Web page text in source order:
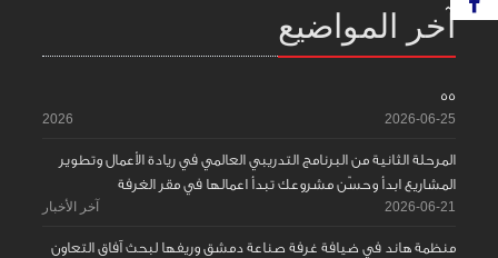
آخر المواضيع
55
2026-06-25
2026
المرحلة الثانية من البرنامج التدريبي العالمي في ريادة الأعمال وتطوير
المشاريع ابدأ وحسّن مشروعك تبدأ اعمالها في مقر الغرفة
2026-06-21 آخر الأخبار
منظمة هاند في ضيافة غرفة صناعة دمشق وريفها لبحث آفاق التعاون